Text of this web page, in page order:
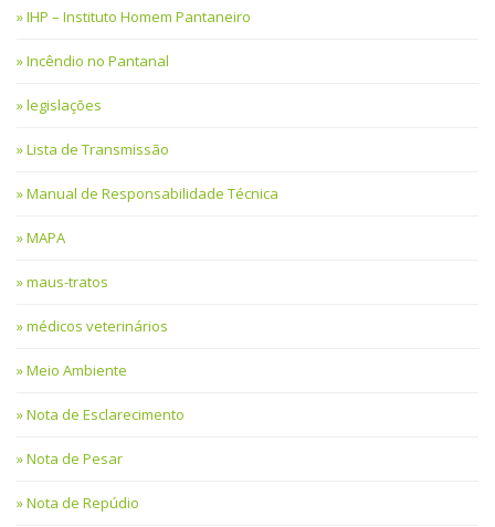
IHP – Instituto Homem Pantaneiro
Incêndio no Pantanal
legislações
Lista de Transmissão
Manual de Responsabilidade Técnica
MAPA
maus-tratos
médicos veterinários
Meio Ambiente
Nota de Esclarecimento
Nota de Pesar
Nota de Repúdio